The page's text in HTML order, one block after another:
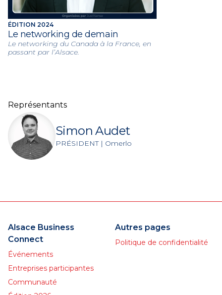
ÉDITION 2024
Le networking de demain
Le networking du Canada à la France, en
passant par l’Alsace.
Représentants
Simon Audet
PRÉSIDENT | Omerlo
Alsace Business
Connect
Événements
Entreprises participantes
Communauté
Autres pages
Politique de confidentialité